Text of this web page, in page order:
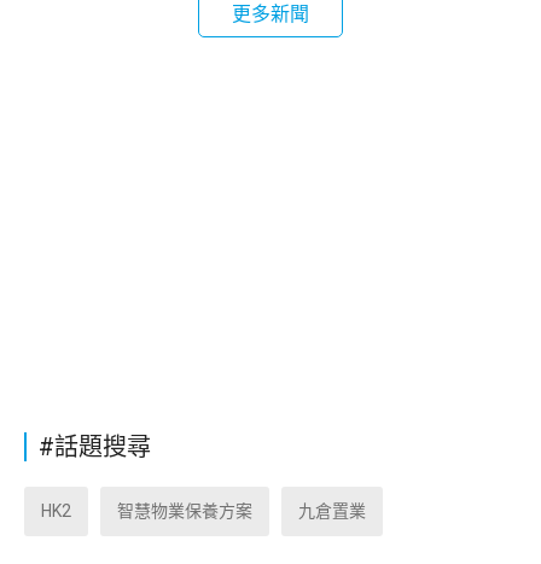
更多新聞
#話題搜尋
HK2 智慧物業保養方案 九倉置業